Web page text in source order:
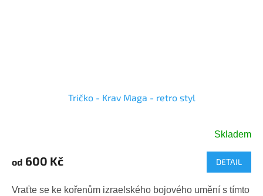
Tričko - Krav Maga - retro styl
Skladem
od 600 Kč DETAIL
Vraťte se ke kořenům izraelského bojového umění s tímto